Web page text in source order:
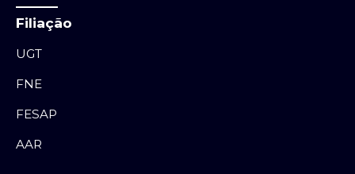
Filiação
UGT
FNE
FESAP
AAR